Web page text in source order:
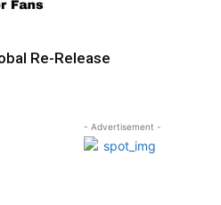
Re-Release
- Advertisement -